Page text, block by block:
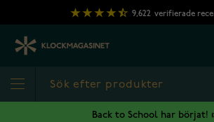
Hoppa till innehållet
9,622 verifierade
Back to School har börjat!